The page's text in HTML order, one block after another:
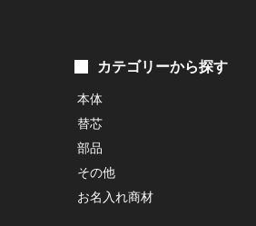
カテゴリーから探す
本体
替芯
部品
その他
お名入れ商材